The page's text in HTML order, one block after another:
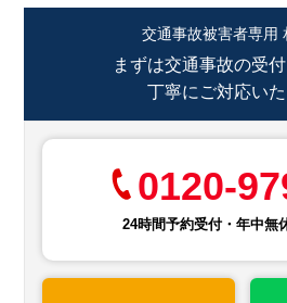
交通事故被害者専用
まずは交通事故の受
丁寧にご対応い
0120-
24時間予約受付・年中無